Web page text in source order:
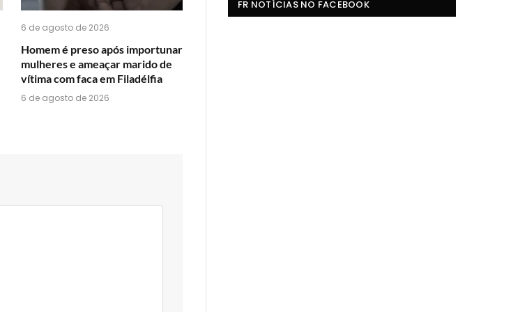
6 de agosto de 2026
Homem é preso após importunar
mulheres e ameaçar marido de
vítima com faca em Filadélfia
6 de agosto de 2026
FR NOTÍCIAS NO FACEBOOK